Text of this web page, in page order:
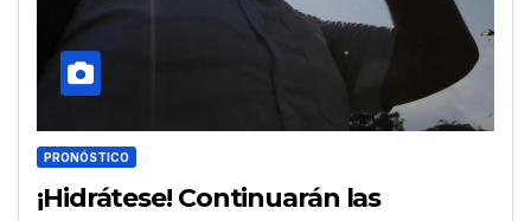
PRONÓSTICO
¡Hidrátese! Continuarán las